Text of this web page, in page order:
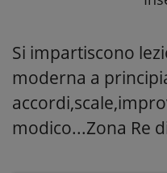
Si impartiscono
moderna a
modico...Zona Re